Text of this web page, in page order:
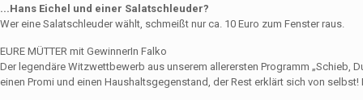
...Hans Eichel und einer Salatschleuder?
Wer eine Salatschleuder wählt, schmeißt nur ca. 10 Euro zum Fenster raus.
EURE MÜTTER mit GewinnerIn Falko
Der legendäre Witzwettbewerb aus unserem allerersten Programm „Schieb,
einen Promi und einen Haushaltsgegenstand, der Rest erklärt sich von